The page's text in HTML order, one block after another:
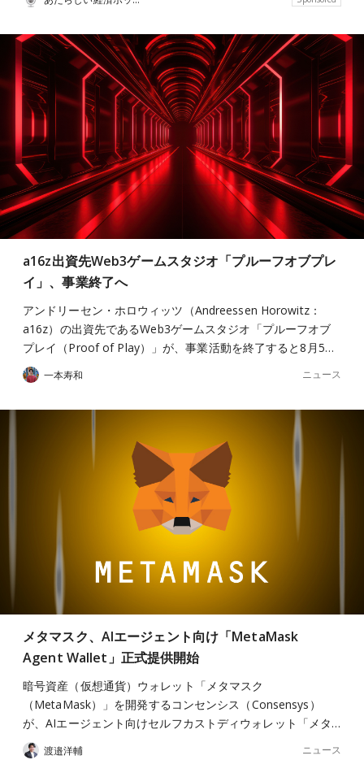
a16z出資先Web3ゲームスタジオ「プルーフオブプレ
イ」、事業終了へ
アンドリーセン・ホロウィッツ（Andreessen Horowitz：
a16z）の出資先であるWeb3ゲームスタジオ「プルーフオブ
プレイ（Proof of Play）」が、事業活動を終了すると8月5…
一本寿和 ニュース
メタマスク、AIエージェント向け「MetaMask
Agent Wallet」正式提供開始
暗号資産（仮想通貨）ウォレット「メタマスク
（MetaMask）」を開発するコンセンシス（Consensys）
が、AIエージェント向けセルフカストディウォレット「メタ…
渡邉洋輔 ニュース